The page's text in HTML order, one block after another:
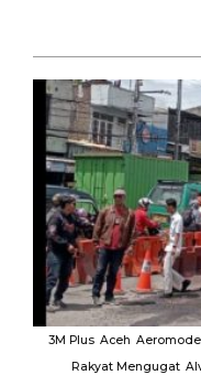
3M Plus Aceh
Rakyat Mengugat